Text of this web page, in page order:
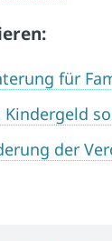
für
der